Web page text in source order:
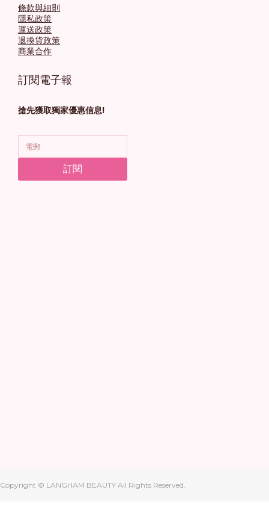
條款與細則
隱私政策
運送政策
退換貨政策
商業合作
訂閱電子報
搶先獲取獨家優惠信息!
訂閱
Copyright © LANGHAM BEAUTY All Rights Reserved.